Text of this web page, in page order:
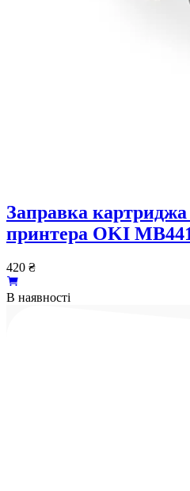
Заправка картриджа
принтера OKI
420 ₴
В наявності